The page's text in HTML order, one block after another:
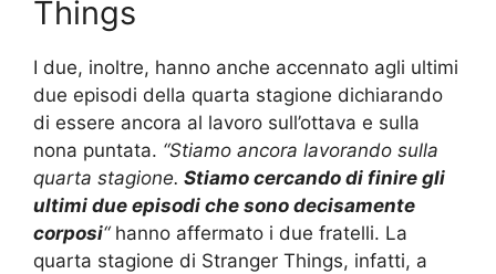
Things
I due, inoltre, hanno anche accennato agli ultimi
due episodi della quarta stagione dichiarando
di essere ancora al lavoro sull’ottava e sulla
nona puntata. “Stiamo ancora lavorando sulla
quarta stagione. Stiamo cercando di finire gli
ultimi due episodi che sono decisamente
corposi“hanno affermato i due fratelli. La
quarta stagione di Stranger Things, infatti, a